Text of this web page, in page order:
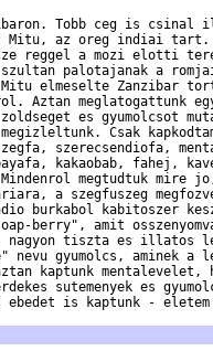
Tobb ceg is
Mitu, az oreg indiai
reggel a mozi elotti
palotajanak a
Mitu elmeselte Zanzibar
Aztan meglatogattunk
es gyumolcsot
Csak
szerecsendiofa,
kakaobab, fahej,
megtudtuk mire
a szegfuszeg
burkabol kabitoszer
berry", amit
- nagyon tiszta es
nevu gyumolcs, aminek a
kaptunk mentalevelet,
sutemenyek es
ebedet is kaptunk -